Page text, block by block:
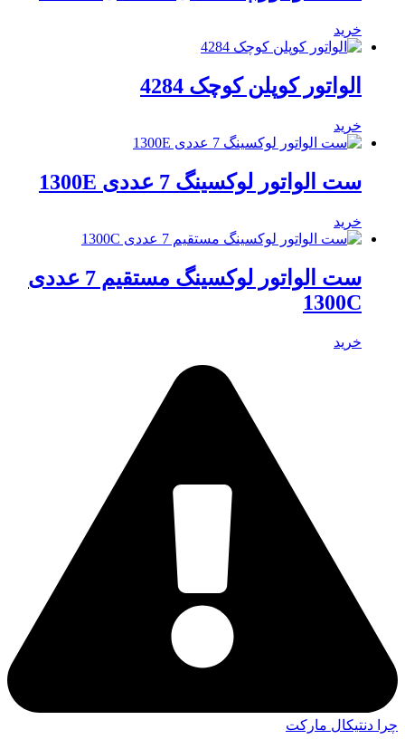
خرید
الواتور کوپلن کوچک 4284
خرید
ست الواتور لوکسینگ 7 عددی 1300E
خرید
ست الواتور لوکسینگ مستقیم 7 عددی
1300C
خرید
چرا دنتیکال مارکت